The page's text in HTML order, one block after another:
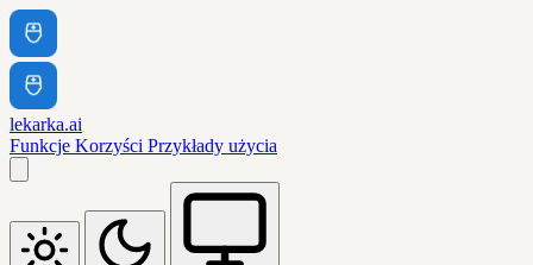
lekarka.ai
Funkcje Korzyści Przykłady użycia